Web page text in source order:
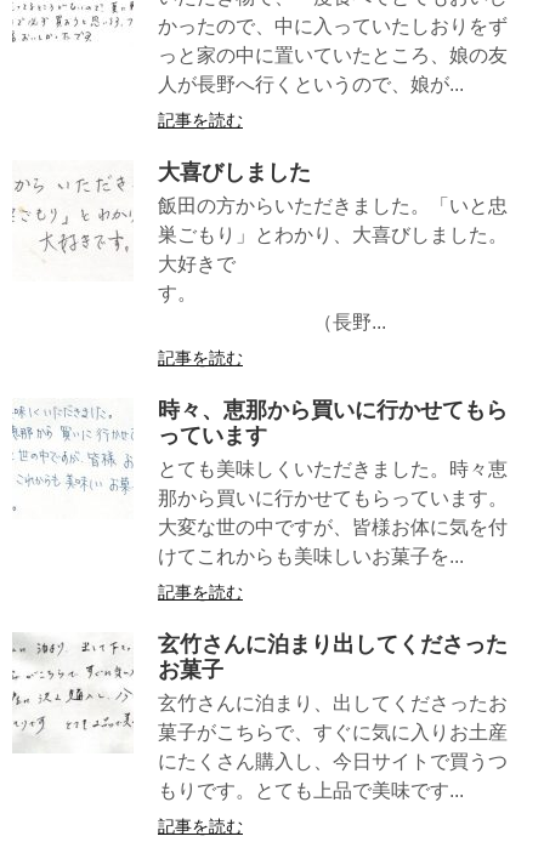
かったので、中に入っていたしおりをず
っと家の中に置いていたところ、娘の友
人が長野へ行くというので、娘が...
記事を読む
大喜びしました
飯田の方からいただきました。「いと忠
巣ごもり」とわかり、大喜びしました。
大好きで
す。
（長野...
記事を読む
時々、恵那から買いに行かせてもら
っています
とても美味しくいただきました。時々恵
那から買いに行かせてもらっています。
大変な世の中ですが、皆様お体に気を付
けてこれからも美味しいお菓子を...
記事を読む
玄竹さんに泊まり出してくださった
お菓子
玄竹さんに泊まり、出してくださったお
菓子がこちらで、すぐに気に入りお土産
にたくさん購入し、今日サイトで買うつ
もりです。とても上品で美味です...
記事を読む